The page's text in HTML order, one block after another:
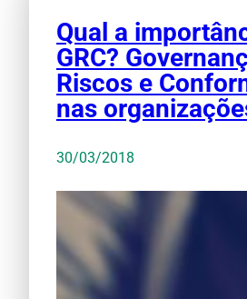
Qual a
GRC?
Riscos e
nas
30/03/2018